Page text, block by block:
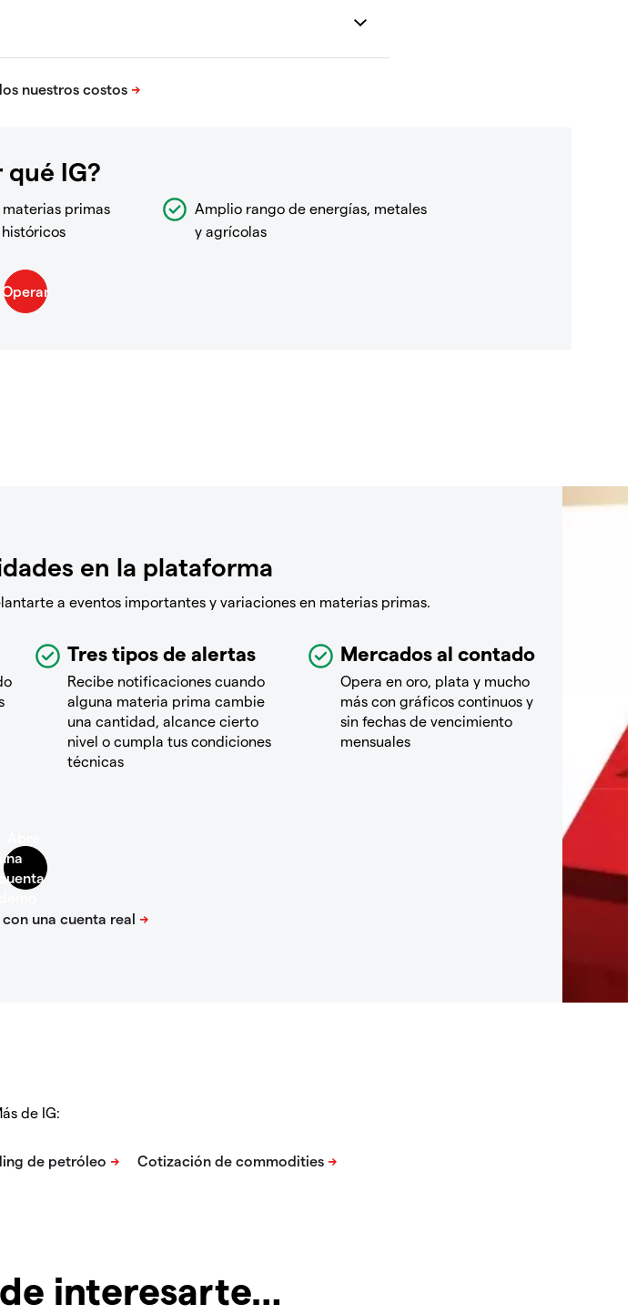
qué IG?
primas
Amplio rango de energías, metales
y agrícolas
en la plataforma
a eventos importantes y variaciones en materias primas.
Tres tipos de alertas
Recibe notificaciones cuando
alguna materia prima cambie
una cantidad, alcance cierto
nivel o cumpla tus condiciones
técnicas
Mercados al contado
Opera en oro, plata y mucho
más con gráficos continuos y
sin fechas de vencimiento
mensuales
de IG:
interesarte…